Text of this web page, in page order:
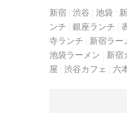
新宿 渋谷 池袋
ンチ 銀座ランチ
寺ランチ
新宿ラー
池袋ラーメン
新宿
屋 渋谷カフェ 六